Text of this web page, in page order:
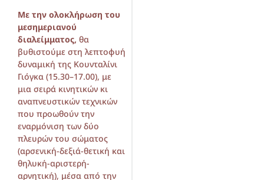
Με την ολοκλήρωση του
μεσημεριανού
διαλείμματος, θα
βυθιστούμε στη λεπτοφυή
δυναμική της Κουνταλίνι
Γιόγκα (15.30–17.00), με
μια σειρά κινητικών κι
αναπνευστικών τεχνικών
που προωθούν την
εναρμόνιση των δύο
πλευρών του σώματος
(αρσενική-δεξιά-θετική και
θηλυκή-αριστερή-
αρνητική), μέσα από την